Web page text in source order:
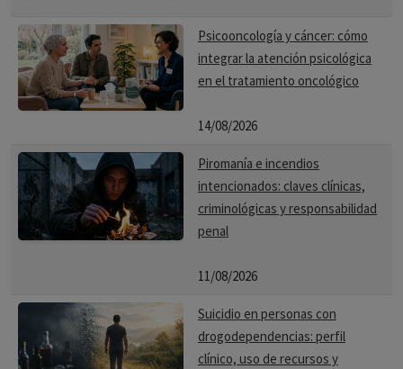
Psicooncología y cáncer: cómo
integrar la atención psicológica
en el tratamiento oncológico
14/08/2026
Piromanía e incendios
intencionados: claves clínicas,
criminológicas y responsabilidad
penal
11/08/2026
Suicidio en personas con
drogodependencias: perfil
clínico, uso de recursos y